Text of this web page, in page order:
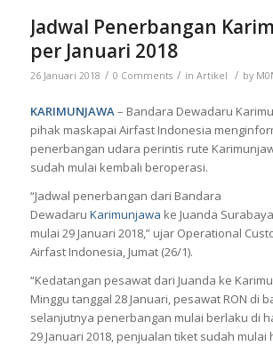
Jadwal Penerbangan
per Januari 2018
26 Januari 2018 / 0 Comments / in Artikel / by
KARIMUNJAWA– Bandara Dewadaru
pihak maskapai Airfast Indonesia
penerbangan udara perintis rute
sudah mulai kembali beroperasi.
“Jadwal penerbangan dari Bandara
Dewadaru Karimunjawa ke Juanda
mulai 29 Januari 2018,” ujar Operational
Airfast Indonesia, Jumat (26/1).
“Kedatangan pesawat dari Juanda ke
Minggu tanggal 28 Januari, pesawat RON di
selanjutnya penerbangan mulai berlaku di
29 Januari 2018, penjualan tiket sudah mulai